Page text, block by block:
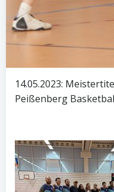
14.05.2023:
Peißenberg